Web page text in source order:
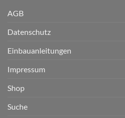
AGB
Datenschutz
Einbauanleitungen
Impressum
Shop
Suche